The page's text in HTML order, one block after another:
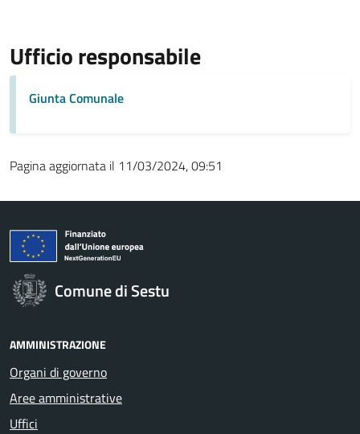
Ufficio responsabile
Giunta Comunale
Pagina aggiornata il 11/03/2024, 09:51
Comune di Sestu
AMMINISTRAZIONE
Organi di governo
Aree amministrative
Uffici